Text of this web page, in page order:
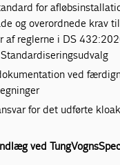
for
og overordnede krav
af reglerne i DS
ved
for det udførte
ved